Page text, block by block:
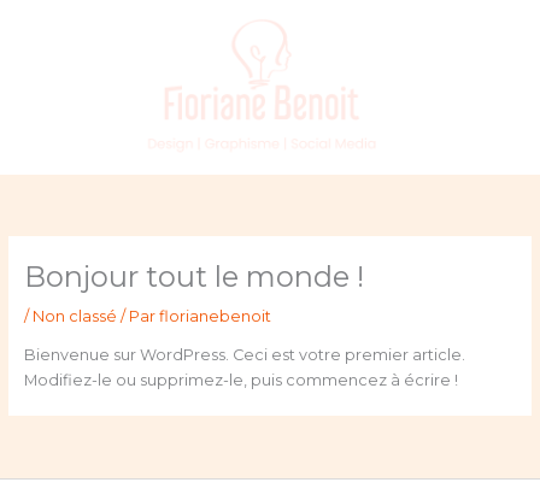
Bonjour tout le monde !
/ Non classé / Par florianebenoit
Bienvenue sur WordPress. Ceci est votre premier article.
Modifiez-le ou supprimez-le, puis commencez à écrire !